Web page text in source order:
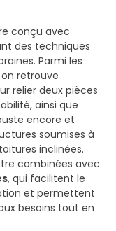
conçu avec
des techniques
Parmi les
retrouve
relier deux pièces
ainsi que
encore et
soumises à
inclinées.
combinées avec
, qui facilitent le
et permettent
besoins tout en